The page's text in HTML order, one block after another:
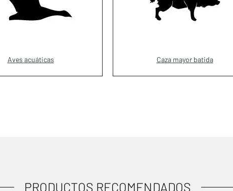
Aves acuáticas Caza mayor batida
PRODUCTOS RECOMENDADOS